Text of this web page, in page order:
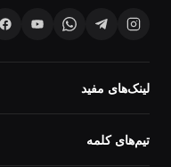
لینک‌های مفید
تیم‌های کلمه